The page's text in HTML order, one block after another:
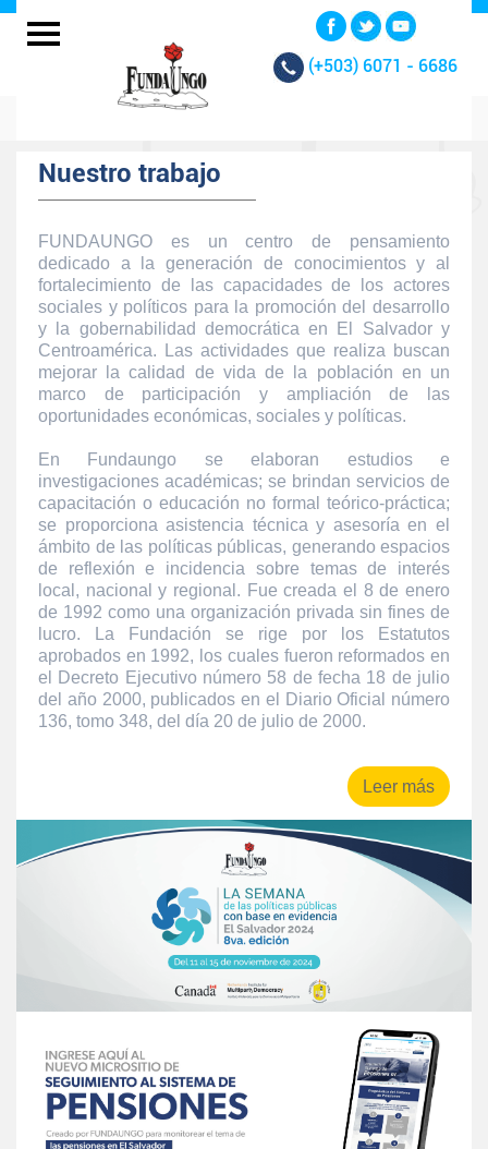
(+503) 6071 - 6686
Nuestro trabajo
FUNDAUNGO es un centro de pensamiento
dedicado a la generación de conocimientos y al
fortalecimiento de las capacidades de los actores
sociales y políticos para la promoción del desarrollo
y la gobernabilidad democrática en El Salvador y
Centroamérica. Las actividades que realiza buscan
mejorar la calidad de vida de la población en un
marco de participación y ampliación de las
oportunidades económicas, sociales y políticas.
En Fundaungo se elaboran estudios e
investigaciones académicas; se brindan servicios de
capacitación o educación no formal teórico-práctica;
se proporciona asistencia técnica y asesoría en el
ámbito de las políticas públicas, generando espacios
de reflexión e incidencia sobre temas de interés
local, nacional y regional. Fue creada el 8 de enero
de 1992 como una organización privada sin fines de
lucro. La Fundación se rige por los Estatutos
aprobados en 1992, los cuales fueron reformados en
el Decreto Ejecutivo número 58 de fecha 18 de julio
del año 2000, publicados en el Diario Oficial número
136, tomo 348, del día 20 de julio de 2000.
Leer más